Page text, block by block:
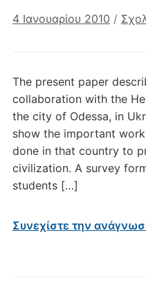
4 Ιανουαρίου 2010 /
The present paper
collaboration with the
the city of Odessa, in
show the important
done in that country to
civilization. A survey
students […]
Συνεχίστε την